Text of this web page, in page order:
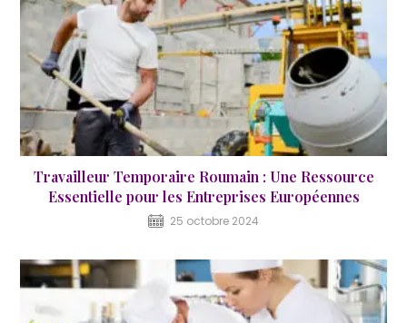
Travailleur Temporaire Roumain : Une Ressource
Essentielle pour les Entreprises Européennes
25 octobre 2024